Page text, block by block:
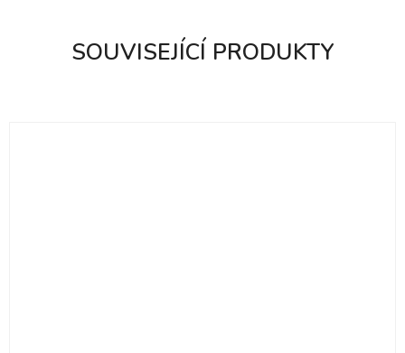
SOUVISEJÍCÍ PRODUKTY